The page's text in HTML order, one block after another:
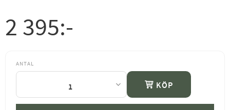
2 395:-
ANTAL
KÖP